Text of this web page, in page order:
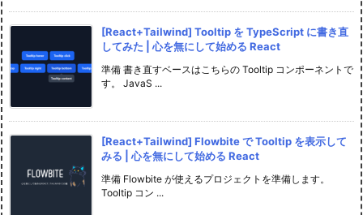
[React+Tailwind] Tooltip を TypeScript に書き直
してみた | 心を無にして始める React
準備 書き直すベースはこちらの Tooltip コンポーネントで
す。 JavaS ...
[React+Tailwind] Flowbite で Tooltip を表示して
みる | 心を無にして始める React
準備 Flowbite が使えるプロジェクトを準備します。
Tooltip コン ...